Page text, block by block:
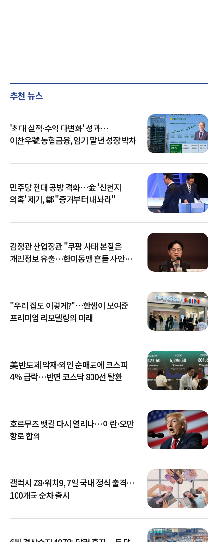
추천 뉴스
'최대 실적·수익 다변화' 성과…
이찬우號 농협금융, 임기 말년 성장 박차
민주당 전대 공방 격화…金 '신천지
의혹' 제기, 鄭 "증거부터 내놔라"
김정관 산업장관 "쿠팡 사태 본질은
개인정보 유출…한미동맹 흔들 사안
"우리 집도 이렇게?"…한샘이 보여준
프리미엄 리모델링의 미래
美 반도체 악재·외인 순매도에 코스피
4% 급락…반면 코스닥 800선 탈환
호르무즈 뱃길 다시 열리나…이란·오만
항로 합의
갤럭시 Z8·워치9, 7일 국내 정식 출격…
100개국 순차 출시